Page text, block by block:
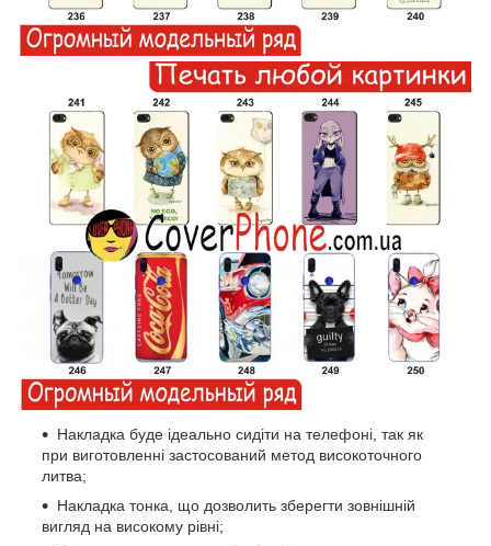
Накладка буде ідеально сидіти на телефоні, так як
при виготовленні застосований метод високоточного
литва;
Накладка тонка, що дозволить зберегти зовнішній
вигляд на високому рівні;